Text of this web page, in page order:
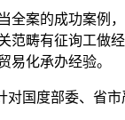
案的成功案例，
范畴有征询工做
易化承办经验。
度部委、省市